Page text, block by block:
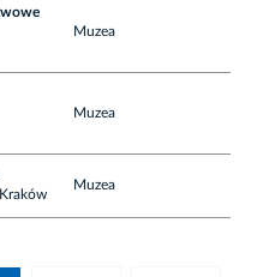
Muzea
Muzea
Muzea